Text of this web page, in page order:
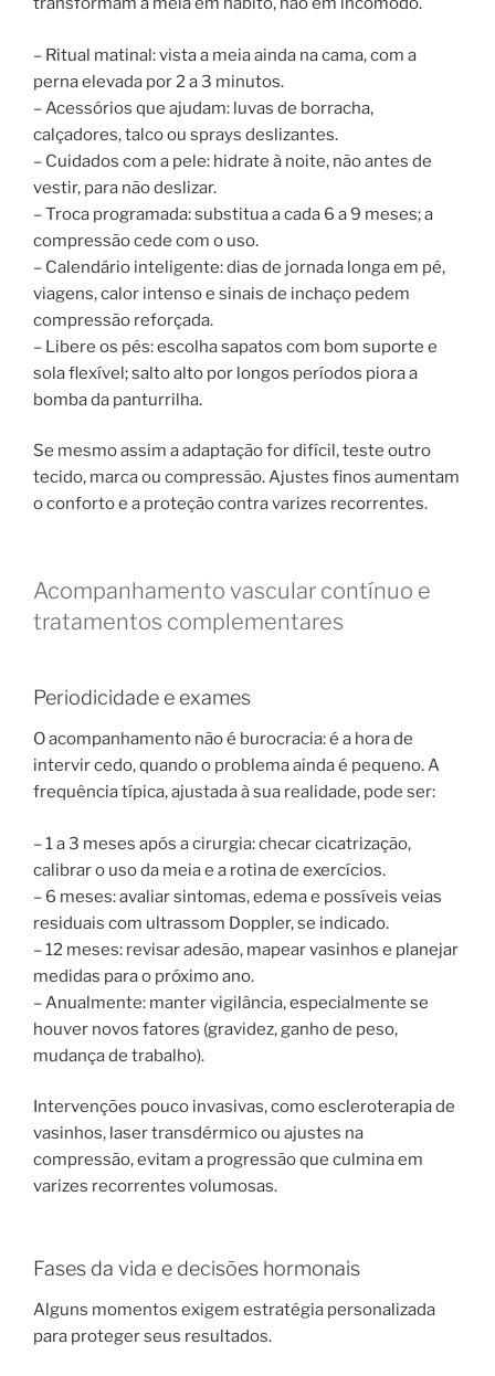
– Ritual matinal: vista a meia ainda na cama, com a
perna elevada por 2 a 3 minutos.
– Acessórios que ajudam: luvas de borracha,
calçadores, talco ou sprays deslizantes.
– Cuidados com a pele: hidrate à noite, não antes de
vestir, para não deslizar.
– Troca programada: substitua a cada 6 a 9 meses; a
compressão cede com o uso.
– Calendário inteligente: dias de jornada longa em pé,
viagens, calor intenso e sinais de inchaço pedem
compressão reforçada.
– Libere os pés: escolha sapatos com bom suporte e
sola flexível; salto alto por longos períodos piora a
bomba da panturrilha.
Se mesmo assim a adaptação for difícil, teste outro
tecido, marca ou compressão. Ajustes finos aumentam
o conforto e a proteção contra varizes recorrentes.
Acompanhamento vascular contínuo e
tratamentos complementares
Periodicidade e exames
O acompanhamento não é burocracia: é a hora de
intervir cedo, quando o problema ainda é pequeno. A
frequência típica, ajustada à sua realidade, pode ser:
– 1 a 3 meses após a cirurgia: checar cicatrização,
calibrar o uso da meia e a rotina de exercícios.
– 6 meses: avaliar sintomas, edema e possíveis veias
residuais com ultrassom Doppler, se indicado.
– 12 meses: revisar adesão, mapear vasinhos e planejar
medidas para o próximo ano.
– Anualmente: manter vigilância, especialmente se
houver novos fatores (gravidez, ganho de peso,
mudança de trabalho).
Intervenções pouco invasivas, como escleroterapia de
vasinhos, laser transdérmico ou ajustes na
compressão, evitam a progressão que culmina em
varizes recorrentes volumosas.
Fases da vida e decisões hormonais
Alguns momentos exigem estratégia personalizada
para proteger seus resultados.